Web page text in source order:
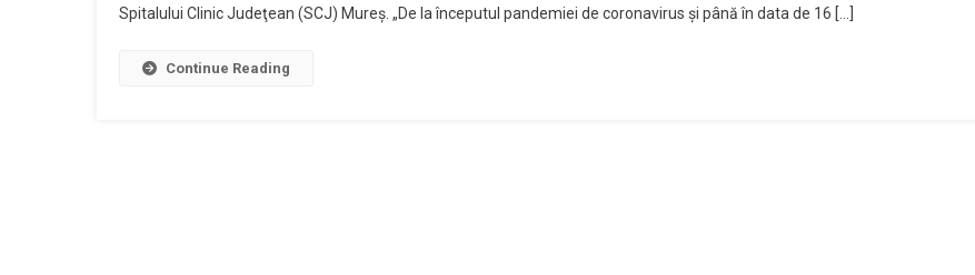
Spitalului Clinic Judeţean (SCJ) Mureş. „De la începutul pandemiei de coronavirus şi până în data de 16 […]
Continue Reading